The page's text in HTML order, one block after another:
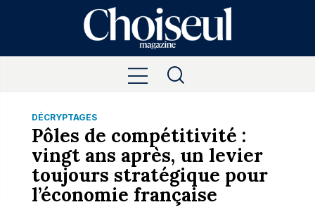
DÉCRYPTAGES
Pôles de compétitivité :
vingt ans après, un levier
toujours stratégique pour
l’économie française